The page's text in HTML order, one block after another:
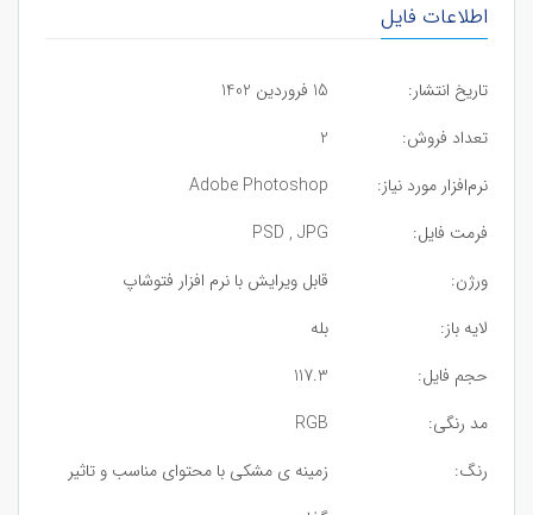
اطلاعات فایل
تاریخ انتشار:
15 فروردین 1402
تعداد فروش:
2
نرم‌افزار مورد نیاز:
Adobe Photoshop
فرمت فایل:
PSD , JPG
ورژن:
قابل ویرایش با نرم افزار فتوشاپ
لایه باز:
بله
حجم فایل:
117.3
مد رنگی:
RGB
رنگ:
زمینه ی مشکی با محتوای مناسب و تاثیر